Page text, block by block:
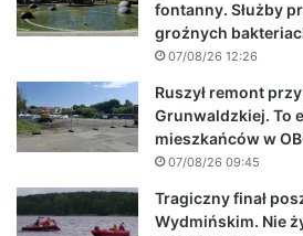
fontanny. Służby
groźnych
07/08/26 12:26
Ruszył remont
Grunwaldzkiej. To
mieszkańców w
07/08/26 09:45
Tragiczny finał
Wydmińskim. Nie